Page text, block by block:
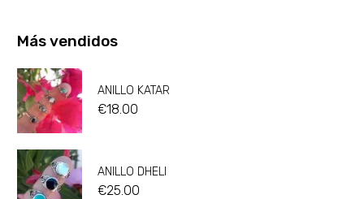
Más vendidos
ANILLO KATAR
€18.00
ANILLO DHELI
€25.00